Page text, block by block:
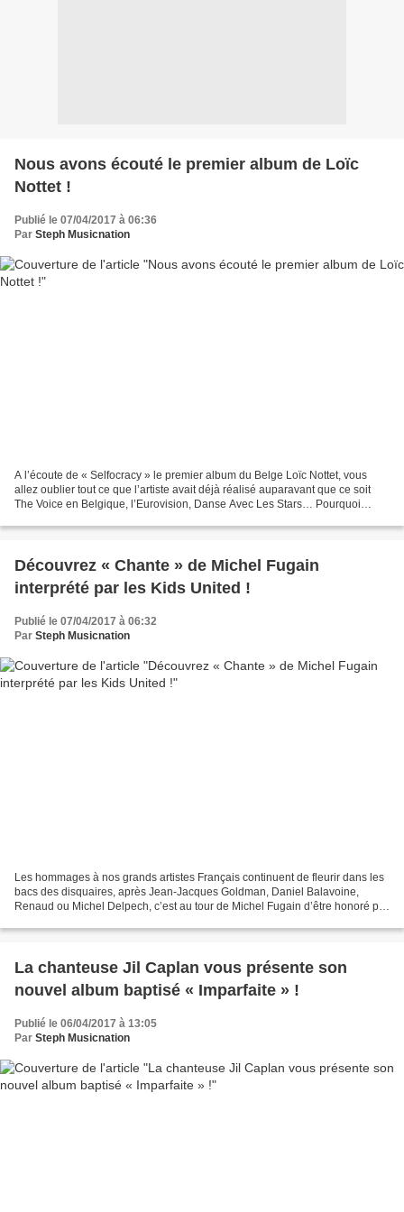
Nous avons écouté le premier album de Loïc
Nottet !
Publié le 07/04/2017 à 06:36
Par Steph Musicnation
A l’écoute de « Selfocracy » le premier album du Belge Loïc Nottet, vous
allez oublier tout ce que l’artiste avait déjà réalisé auparavant que ce soit
The Voice en Belgique, l’Eurovision, Danse Avec Les Stars… Pourquoi
Découvrez « Chante » de Michel Fugain
interprété par les Kids United !
Publié le 07/04/2017 à 06:32
Par Steph Musicnation
Les hommages à nos grands artistes Français continuent de fleurir dans les
bacs des disquaires, après Jean-Jacques Goldman, Daniel Balavoine,
Renaud ou Michel Delpech, c’est au tour de Michel Fugain d’être honoré par
La chanteuse Jil Caplan vous présente son
nouvel album baptisé « Imparfaite » !
Publié le 06/04/2017 à 13:05
Par Steph Musicnation